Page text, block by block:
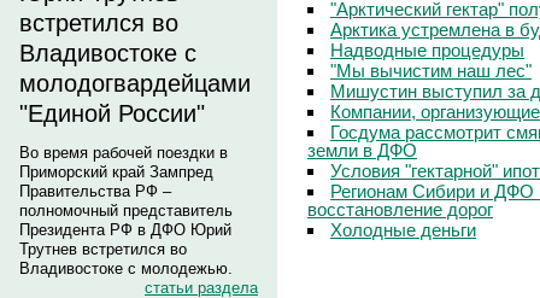
встретился во
Владивостоке с
молодогвардейцами
"Единой России"
Во время рабочей поездки в
Приморский край Зампред
Правительства РФ –
полномочный представитель
Президента РФ в ДФО Юрий
Трутнев встретился во
Владивостоке с молодежью.
статьи раздела
"Арктический гектар"
Арктика устремлена в
Надводные процедуры
"Мы вычистим наш лес"
Мишустин выступил за
Компании,
Госдума рассмотрит
земли в ДФО
Условия "гектарной"
Регионам Сибири и ДФО
восстановление дорог
Холодные деньги